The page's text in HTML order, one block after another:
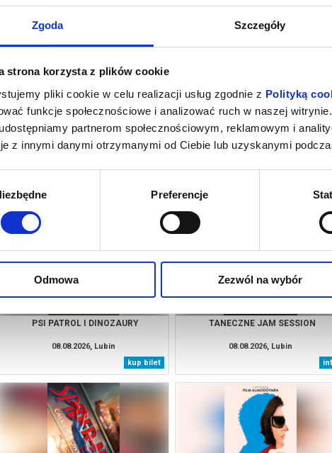
Zgoda Szczegóły
strona korzysta z plików cookie
pliki cookie w celu realizacji usług zgodnie z Polityką
funkcje społecznościowe i analizować ruch w naszej
partnerom społecznościowym, reklamowym i
z innymi danymi otrzymanymi od Ciebie lub uzyskanymi
Preferencje
Odmowa Zezwól na wybór
PSI PATROL I DINOZAURY
08.08.2026, Lubin
kup bilet
TANECZNE JAM SESSION
08.08.2026, Lubin